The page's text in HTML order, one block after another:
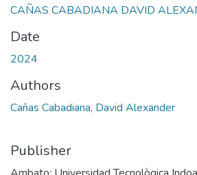
CAÑAS CABADIANA DAVID
Date
2024
Authors
Cañas Cabadiana, David Alexander
Publisher